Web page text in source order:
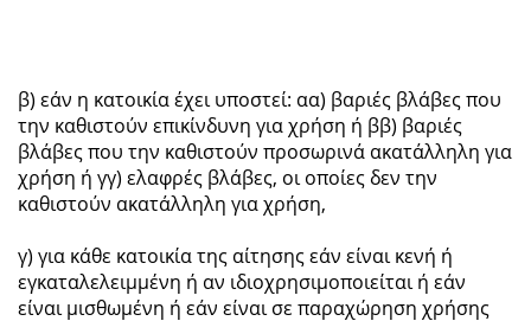
β) εάν η κατοικία έχει υποστεί: αα) βαριές βλάβες που
την καθιστούν επικίνδυνη για χρήση ή ββ) βαριές
βλάβες που την καθιστούν προσωρινά ακατάλληλη για
χρήση ή γγ) ελαφρές βλάβες, οι οποίες δεν την
καθιστούν ακατάλληλη για χρήση,
γ) για κάθε κατοικία της αίτησης εάν είναι κενή ή
εγκαταλελειμμένη ή αν ιδιοχρησιμοποιείται ή εάν
είναι μισθωμένη ή εάν είναι σε παραχώρηση χρήσης